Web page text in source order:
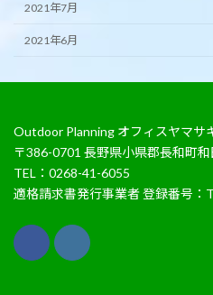
2021年7月
2021年6月
Outdoor Planning オフィスヤマサ
〒386-0701 長野県小県郡長和町和
TEL：0268-41-6055
適格請求書発行事業者 登録番号